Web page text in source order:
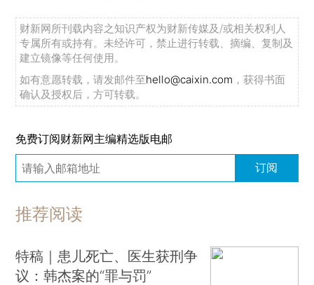
财新网所刊载内容之知识产权为财新传媒及/或相关权利人
专属所有或持有。未经许可，禁止进行转载、摘编、复制及
建立镜像等任何使用。
如有意愿转载，请发邮件至hello@caixin.com ，获得书面
确认及授权后，方可转载。
免费订阅财新网主编精选版电邮
订阅
推荐阅读
特稿｜患儿死亡、医生获刑争
议：韩杰案的“罪与罚”